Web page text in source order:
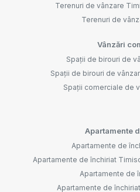
Terenuri de vânzare
Terenuri de
Vânzări
Spații de birouri de
Spații de birouri de
Spații comerciale de
Apartamente
Apartamente de
Apartamente de închiriat
Apartamente de
Apartamente de